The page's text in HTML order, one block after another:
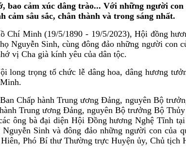
bao cảm xúc dâng trào... Với những người
sâu sắc, chân thành và trong sáng nhất.
Chí Minh (19/5/1890 - 19/5/2023), Hội đồng
Nguyễn Sinh, cùng đông đảo những người con
vị Cha già kính yêu của dân tộc.
long trọng tổ chức lễ dâng hoa, dâng hương
Chấp hành Trung ương Đảng, nguyên Bộ
Trung ương Đảng, nguyên Bộ trưởng Bộ
ông bà đại diện Hội Đồng hương Nghệ Tĩnh
Sinh và đông đảo những người con của
Phó Bí thư Thường trực Huyện ủy, Chủ tịch